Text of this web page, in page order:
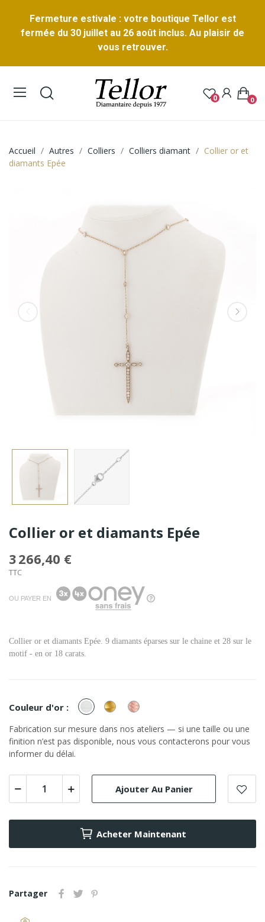
Fermeture estivale : votre boutique Tellor est
fermée du 30 juillet au 26 août inclus. Au plaisir de
vous retrouver.
0 0
Accueil Autres Colliers Colliers diamant
Collier or et
diamants Epée
Collier or et diamants Epée
3 266,40 €
TTC
OU PAYER EN
Collier or et diamants Epée. 9 diamants éparses sur le chaine et 28 sur le
motif - en or 18 carats.
Couleur d'or : or
Blanc
or
Jaune
or
Rose
Fabrication sur mesure dans nos ateliers — si une taille ou une
finition n’est pas disponible, nous vous contacterons pour vous
informer du délai.
Ajouter Au Panier
Acheter Maintenant
Partager